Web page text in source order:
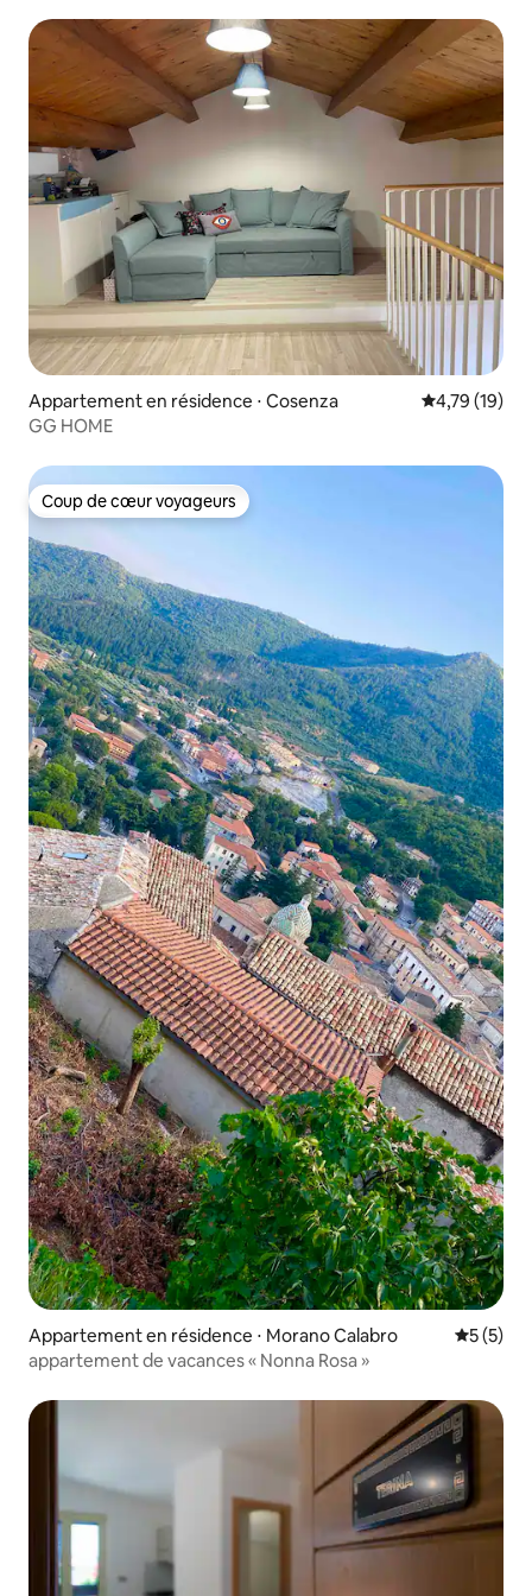
Appartement en résidence ⋅ Cosenza Évaluation
4,79 (19)
GG HOME
Coup de cœur voyageurs
Coup de cœur voyageurs
Appartement en résidence ⋅ Morano Calabro
5 (5)
appartement de vacances « Nonna Rosa »